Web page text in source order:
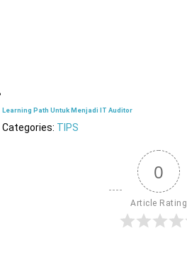
Learning Path Untuk Menjadi IT Auditor
Categories: TIPS
0
Article Rating